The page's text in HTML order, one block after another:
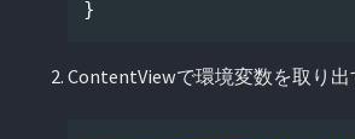
}
ContentViewで環境変数を取り